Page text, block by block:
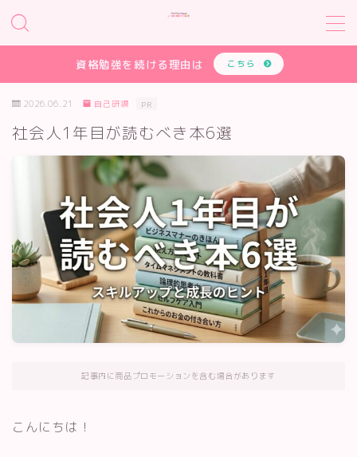
HOME
大学生
学び
受験
自己研鑽
資格勉強を続ける理由は こちら
2026.06.21 自己研鑽 PR
社会人1年目が読むべき本6選
記事内に商品プロモーションを含む場合があります
こんにちは！